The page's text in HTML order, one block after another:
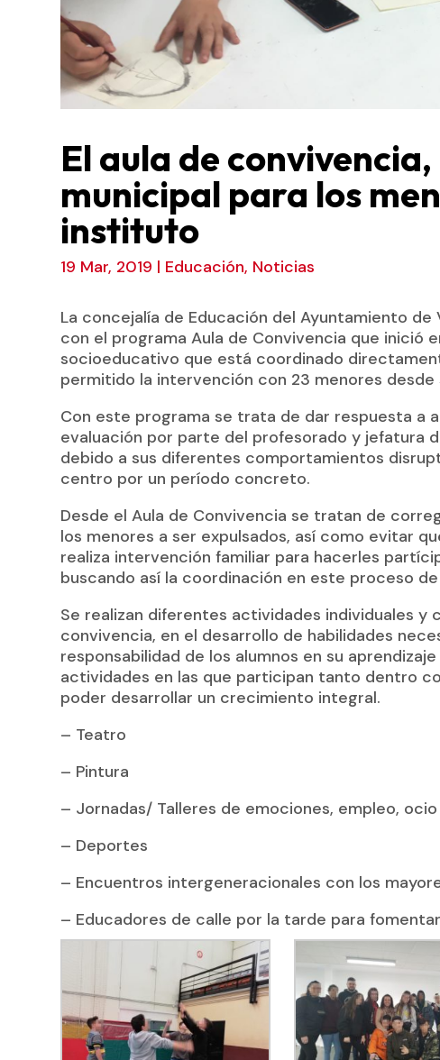
El aula de
municipal para los
instituto
19 Mar, 2019 | Educación, Noticias
La concejalía de Educación del Ayuntamiento
con el programa Aula de Convivencia que inició
socioeducativo que está coordinado
permitido la intervención con 23 menores desde
Con este programa se trata de dar respuesta a
evaluación por parte del profesorado y jefatura
debido a sus diferentes comportamientos
centro por un período concreto.
Desde el Aula de Convivencia se tratan de
los menores a ser expulsados, así como evitar
realiza intervención familiar para hacerles
buscando así la coordinación en este proceso
Se realizan diferentes actividades individuales
convivencia, en el desarrollo de habilidades
responsabilidad de los alumnos en su
actividades en las que participan tanto dentro
poder desarrollar un crecimiento integral.
– Teatro
– Pintura
– Jornadas/ Talleres de emociones, empleo,
– Deportes
– Encuentros intergeneracionales con los
– Educadores de calle por la tarde para